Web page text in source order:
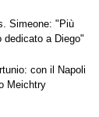
Simeone: "Più
a Diego"
con il Napoli
Meichtry